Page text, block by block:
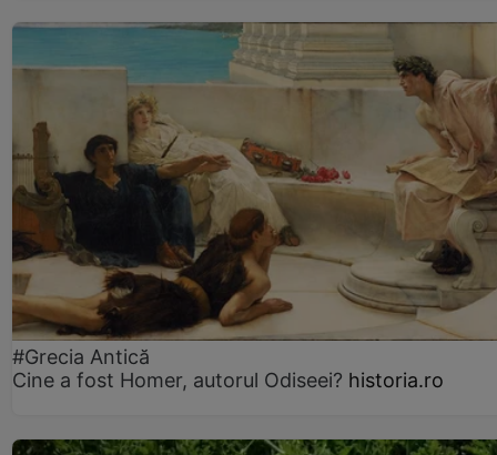
#Grecia Antică
Cine a fost Homer, autorul Odiseei? historia.ro